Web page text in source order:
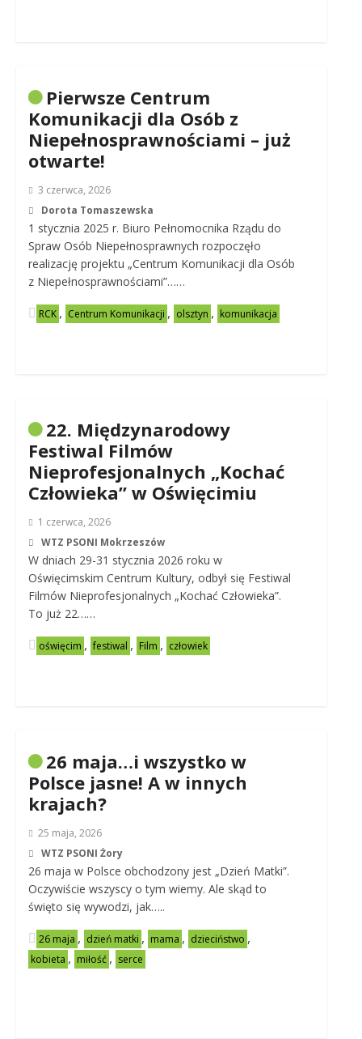
Pierwsze Centrum
Komunikacji dla Osób z
Niepełnosprawnościami – już
otwarte!
3 czerwca, 2026
Dorota Tomaszewska
1 stycznia 2025 r. Biuro Pełnomocnika Rządu do
Spraw Osób Niepełnosprawnych rozpoczęło
realizację projektu „Centrum Komunikacji dla Osób
z Niepełnosprawnościami”……
RCK , Centrum Komunikacji , olsztyn , komunikacja
22. Międzynarodowy
Festiwal Filmów
Nieprofesjonalnych „Kochać
Człowieka” w Oświęcimiu
1 czerwca, 2026
WTZ PSONI Mokrzeszów
W dniach 29-31 stycznia 2026 roku w
Oświęcimskim Centrum Kultury, odbył się Festiwal
Filmów Nieprofesjonalnych „Kochać Człowieka”.
To już 22……
oświęcim , festiwal , Film , człowiek
26 maja…i wszystko w
Polsce jasne! A w innych
krajach?
25 maja, 2026
WTZ PSONI Żory
26 maja w Polsce obchodzony jest „Dzień Matki”.
Oczywiście wszyscy o tym wiemy. Ale skąd to
święto się wywodzi, jak…..
26 maja , dzień matki , mama , dzieciństwo ,
kobieta , miłość , serce